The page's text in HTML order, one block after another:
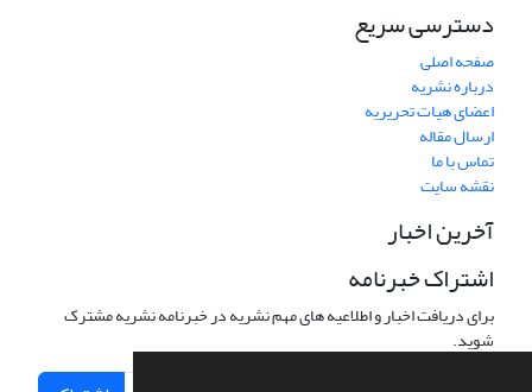
دسترسی سریع
صفحه اصلی
درباره نشریه
اعضای هیات تحریریه
ارسال مقاله
تماس با ما
نقشه سایت
آخرین اخبار
اشتراک خبرنامه
برای دریافت اخبار و اطلاعیه های مهم نشریه در خبرنامه نشریه مشترک
شوید.